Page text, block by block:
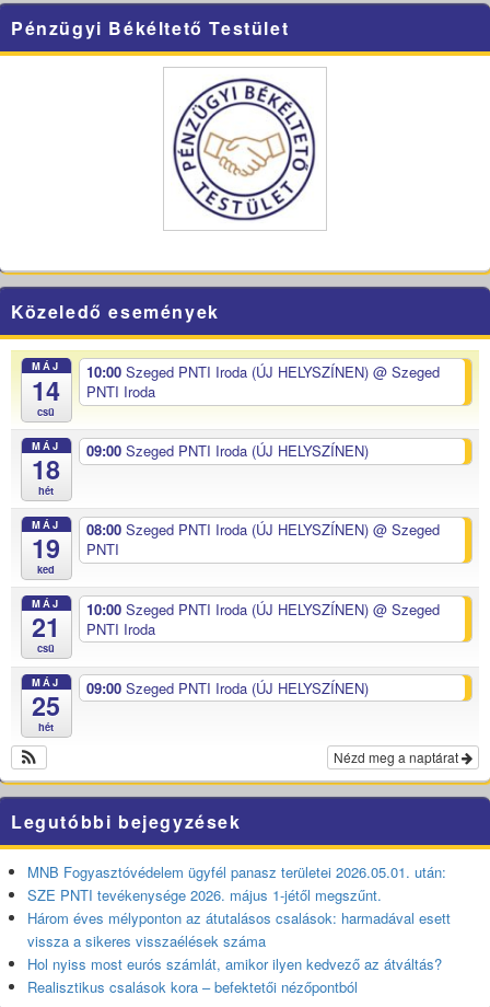
Pénzügyi Békéltető Testület
Közeledő események
MÁJ
14
csü
10:00 Szeged PNTI Iroda (ÚJ HELYSZÍNEN) @ Szeged
PNTI Iroda
MÁJ
18
hét
09:00 Szeged PNTI Iroda (ÚJ HELYSZÍNEN)
MÁJ
19
ked
08:00 Szeged PNTI Iroda (ÚJ HELYSZÍNEN) @ Szeged
PNTI
MÁJ
21
csü
10:00 Szeged PNTI Iroda (ÚJ HELYSZÍNEN) @ Szeged
PNTI Iroda
MÁJ
25
hét
09:00 Szeged PNTI Iroda (ÚJ HELYSZÍNEN)
Nézd meg a naptárat
Legutóbbi bejegyzések
MNB Fogyasztóvédelem ügyfél panasz területei 2026.05.01. után:
SZE PNTI tevékenysége 2026. május 1-jétől megszűnt.
Három éves mélyponton az átutalásos csalások: harmadával esett
vissza a sikeres visszaélések száma
Hol nyiss most eurós számlát, amikor ilyen kedvező az átváltás?
Realisztikus csalások kora – befektetői nézőpontból